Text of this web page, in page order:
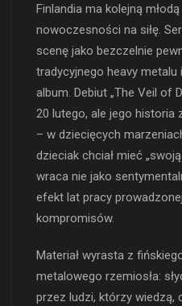
Finlandia ma kolejną
nowoczesności na siłę.
scenę jako bezczelnie
tradycyjnego heavy metalu
album. Debiut „The Veil of
20 lutego, ale jego historia
– w dziecięcych
dzieciak chciał mieć
wraca nie jako
efekt lat pracy
kompromisów.
Materiał wyrasta z
metalowego rzemiosła:
przez ludzi, którzy wiedzą,